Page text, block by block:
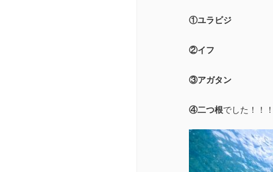
①ユラビジ
②イフ
③アガタン
④二つ根でした！！